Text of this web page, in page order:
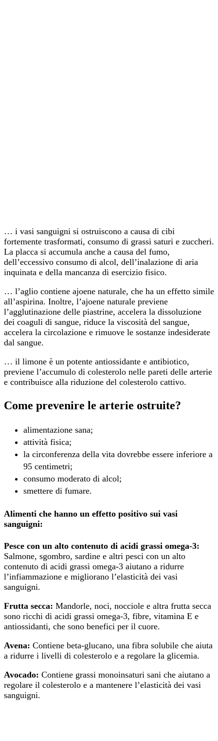
… i vasi sanguigni si ostruiscono a causa di cibi
fortemente trasformati, consumo di grassi saturi e zuccheri.
La placca si accumula anche a causa del fumo,
dell’eccessivo consumo di alcol, dell’inalazione di aria
inquinata e della mancanza di esercizio fisico.
… l’aglio contiene ajoene naturale, che ha un effetto simile
all’aspirina. Inoltre, l’ajoene naturale previene
l’agglutinazione delle piastrine, accelera la dissoluzione
dei coaguli di sangue, riduce la viscosità del sangue,
accelera la circolazione e rimuove le sostanze indesiderate
dal sangue.
… il limone è un potente antiossidante e antibiotico,
previene l’accumulo di colesterolo nelle pareti delle arterie
e contribuisce alla riduzione del colesterolo cattivo.
Come prevenire le arterie ostruite?
alimentazione sana;
attività fisica;
la circonferenza della vita dovrebbe essere inferiore a
95 centimetri;
consumo moderato di alcol;
smettere di fumare.
Alimenti che hanno un effetto positivo sui vasi
sanguigni:
Pesce con un alto contenuto di acidi grassi omega-3:
Salmone, sgombro, sardine e altri pesci con un alto
contenuto di acidi grassi omega-3 aiutano a ridurre
l’infiammazione e migliorano l’elasticità dei vasi
sanguigni.
Frutta secca: Mandorle, noci, nocciole e altra frutta secca
sono ricchi di acidi grassi omega-3, fibre, vitamina E e
antiossidanti, che sono benefici per il cuore.
Avena: Contiene beta-glucano, una fibra solubile che aiuta
a ridurre i livelli di colesterolo e a regolare la glicemia.
Avocado: Contiene grassi monoinsaturi sani che aiutano a
regolare il colesterolo e a mantenere l’elasticità dei vasi
sanguigni.